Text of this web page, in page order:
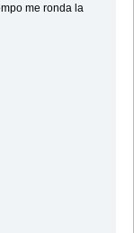
me ronda la